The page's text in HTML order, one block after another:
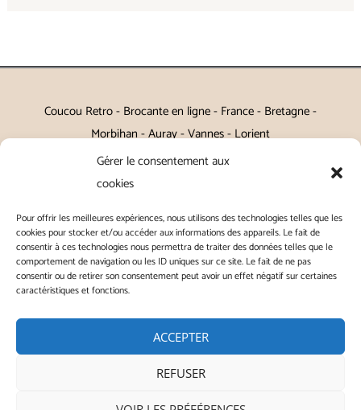
Gérer le consentement aux
cookies
Pour offrir les meilleures expériences, nous utilisons des technologies telles que les
cookies pour stocker et/ou accéder aux informations des appareils. Le fait de
consentir à ces technologies nous permettra de traiter des données telles que le
comportement de navigation ou les ID uniques sur ce site. Le fait de ne pas
consentir ou de retirer son consentement peut avoir un effet négatif sur certaines
caractéristiques et fonctions.
ACCEPTER
REFUSER
Coucou Retro - Brocante en ligne - France - Bretagne -
Morbihan - Auray - Vannes - Lorient
Petits meubles, décoration, miroirs, luminaires, Art de la table
Campagne Chic, Kitch
|Contact|Conditions générales de vente|Conditions
générales d'utilisation|Mentions légales|Politique de